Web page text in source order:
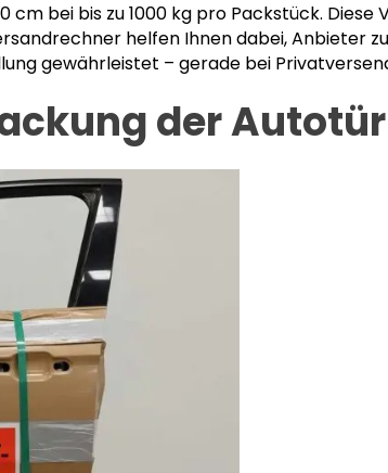
bei bis zu 1000 kg pro Packstück.
helfen Ihnen dabei, Anbieter
gewährleistet – gerade bei
der Autotür